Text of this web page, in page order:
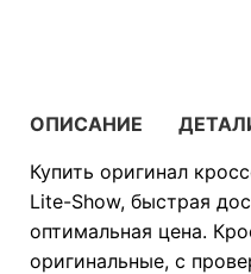
ОПИСАНИЕ
Купить оригинал
Lite-Show, быстрая
оптимальная цена.
оригинальные, с